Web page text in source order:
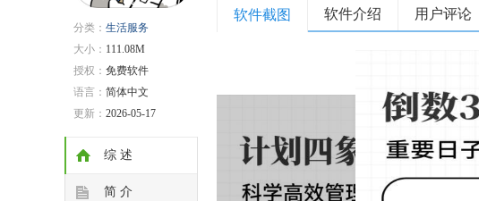
分类： 生活服务
大小： 111.08M
授权： 免费软件
语言： 简体中文
更新： 2026-05-17
综 述
简 介
软件截图 软件介绍 用户评论